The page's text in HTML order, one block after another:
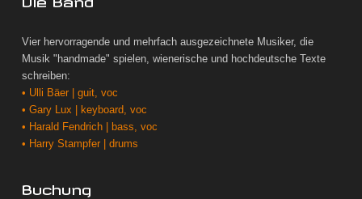
Vier hervorragende und mehrfach ausgezeichnete Musiker, die
Musik "handmade" spielen, wienerische und hochdeutsche Texte
schreiben:
• Ulli Bäer | guit, voc
• Gary Lux | keyboard, voc
• Harald Fendrich | bass, voc
• Harry Stampfer | drums
Buchung